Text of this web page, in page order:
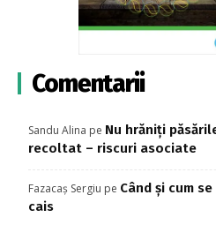
Comentarii
Sandu Alina pe Nu hrăniți
recoltat – riscuri asociate
Fazacaș Sergiu pe Când și cum
cais